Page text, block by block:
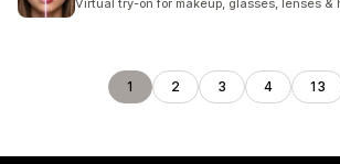
Virtual try-on for makeup, glasses, lenses &
1 2 3 4 13